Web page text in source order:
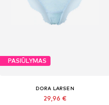
PASIŪLYMAS
DORA LARSEN
29,96 €